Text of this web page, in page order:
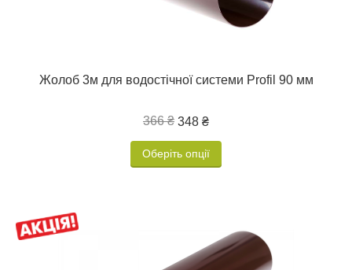
Жолоб 3м для водостічної системи Profil 90 мм
366 ₴ 348 ₴
Оберіть опції